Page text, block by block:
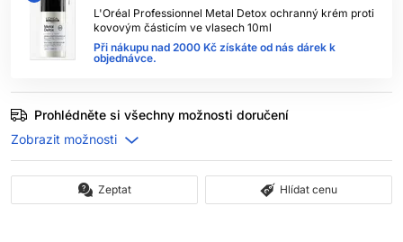
L'Oréal Professionnel Metal Detox ochranný krém proti
kovovým částicím ve vlasech 10ml
Při nákupu nad 2000 Kč získáte od nás dárek k
objednávce.
Prohlédněte si všechny možnosti doručení
Zeptat Hlídat cenu